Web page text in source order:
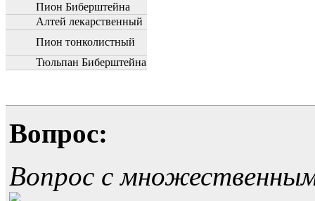
Пион Биберштейна
Алтей лекарственный
Пион тонколистный
Тюльпан Биберштейна
Вопрос:
Вопрос с